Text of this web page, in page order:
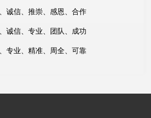
诚信、推崇、感恩、合作
诚信、专业、团队、成功
专业、精准、周全、可靠